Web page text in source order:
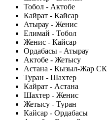
Тобол - Актобе
Кайрат - Кайсар
Атырау - Женис
Елимай - Тобол
Женис - Кайсар
Ордабасы - Атырау
Актобе - Жетысу
Астана - Кызыл-Жар СК
Туран - Шахтер
Кайрат - Астана
Шахтер - Женис
Жетысу - Туран
Кайсар - Ордабасы